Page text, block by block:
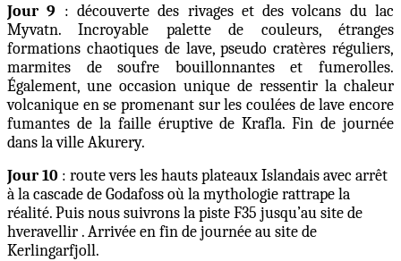
Jour 9 : découverte des rivages et des volcans du lac
Myvatn. Incroyable palette de couleurs, étranges
formations chaotiques de lave, pseudo cratères réguliers,
marmites de soufre bouillonnantes et fumerolles.
Également, une occasion unique de ressentir la chaleur
volcanique en se promenant sur les coulées de lave encore
fumantes de la faille éruptive de Krafla. Fin de journée
dans la ville Akurery.
Jour 10 : route vers les hauts plateaux Islandais avec arrêt
à la cascade de Godafoss où la mythologie rattrape la
réalité. Puis nous suivrons la piste F35 jusqu’au site de
hveravellir . Arrivée en fin de journée au site de
Kerlingarfjoll.